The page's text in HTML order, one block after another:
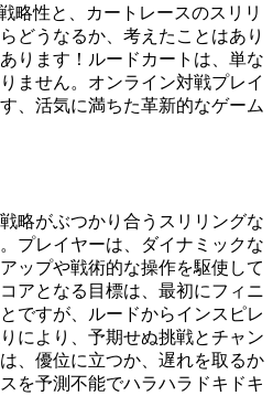
略性と、カートレースのスリリ
どうなるか、考えたことはあり
ります！ルードカートは、単な
ません。オンライン対戦プレイ
、活気に満ちた革新的なゲーム
略がぶつかり合うスリリングな
プレイヤーは、ダイナミックな
ップや戦術的な操作を駆使して
アとなる目標は、最初にフィニ
ですが、ルードからインスピレ
により、予期せぬ挑戦とチャン
、優位に立つか、遅れを取るか
を予測不能でハラハラドキドキ